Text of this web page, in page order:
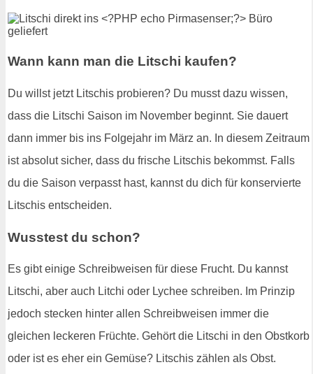
Wann kann man die Litschi kaufen?
Du willst jetzt Litschis probieren? Du musst dazu wissen,
dass die Litschi Saison im November beginnt. Sie dauert
dann immer bis ins Folgejahr im März an. In diesem Zeitraum
ist absolut sicher, dass du frische Litschis bekommst. Falls
du die Saison verpasst hast, kannst du dich für konservierte
Litschis entscheiden.
Wusstest du schon?
Es gibt einige Schreibweisen für diese Frucht. Du kannst
Litschi, aber auch Litchi oder Lychee schreiben. Im Prinzip
jedoch stecken hinter allen Schreibweisen immer die
gleichen leckeren Früchte. Gehört die Litschi in den Obstkorb
oder ist es eher ein Gemüse? Litschis zählen als Obst.